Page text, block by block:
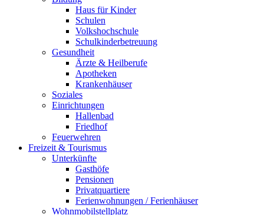
Haus für Kinder
Schulen
Volkshochschule
Schulkinderbetreuung
Gesundheit
Ärzte & Heilberufe
Apotheken
Krankenhäuser
Soziales
Einrichtungen
Hallenbad
Friedhof
Feuerwehren
Freizeit & Tourismus
Unterkünfte
Gasthöfe
Pensionen
Privatquartiere
Ferienwohnungen / Ferienhäuser
Wohnmobilstellplatz